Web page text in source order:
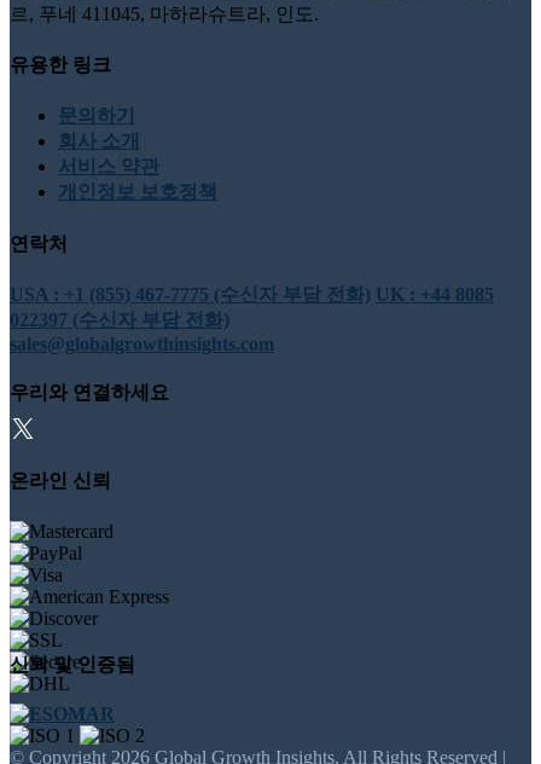
르, 푸네 411045, 마하라슈트라, 인도.
유용한 링크
문의하기
회사 소개
서비스 약관
개인정보 보호정책
연락처
USA : +1 (855) 467-7775 (수신자 부담 전화) UK : +44 8085
022397 (수신자 부담 전화)
sales@globalgrowthinsights.com
우리와 연결하세요
온라인 신뢰
신뢰 및 인증됨
© Copyright 2026 Global Growth Insights. All Rights Reserved |